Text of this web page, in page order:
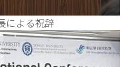
祝辞